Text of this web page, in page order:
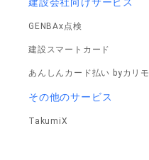
GENBAx点検
建設スマートカード
あんしんカード払い byカリモ
その他のサービス
TakumiX